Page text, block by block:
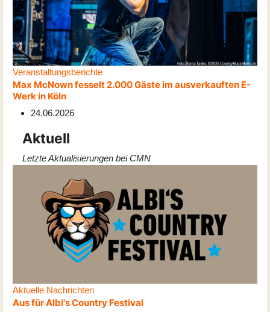
Veranstaltungsberichte
Max McNown fesselt 2.000 Gäste im ausverkauften E-
Werk in Köln
24.06.2026
Aktuell
Letzte Aktualisierungen bei CMN
Aktuelle Nachrichten
Aus für Albi's Country Festival